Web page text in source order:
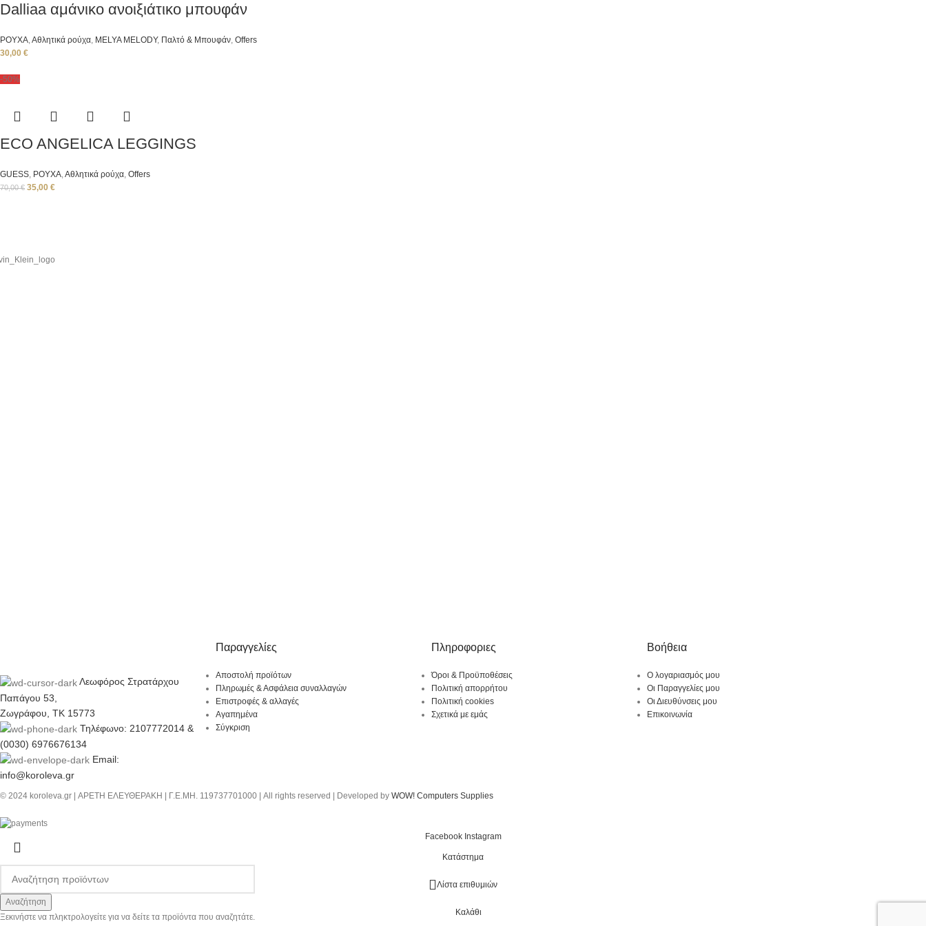
Dalliaa αμάνικο ανοιξιάτικο μπουφάν
ΡΟΥΧΑ,Αθλητικά ρούχα, ΜΕLYA MELODY, Παλτό & Μπουφάν, Offers
30,00 €
-50%
ECO ANGELICA LEGGINGS
GUESS, ΡΟΥΧΑ,Αθλητικά ρούχα, Offers
70,00€ 35,00 €
Λεωφόρος Στρατάρχου
Παπάγου 53,
Ζωγράφου, ΤΚ 15773
Τηλέφωνο: 2107772014 &
(0030) 6976676134
Email:
info@koroleva.gr
Παραγγελίες
Αποστολή προϊότων
Πληρωμές & Ασφάλεια συναλλαγών
Επιστροφές & αλλαγές
Αγαπημένα
Σύγκριση
Πληροφοριες
Όροι & Προϋποθέσεις
Πολιτική απορρήτου
Πολιτική cookies
Σχετικά με εμάς
Βοήθεια
Ο λογαριασμός μου
Οι Παραγγελίες μου
Οι Διευθύνσεις μου
Επικοινωνία
© 2024 koroleva.gr | ΑΡΕΤΗ ΕΛΕΥΘΕΡΑΚΗ | Γ.Ε.ΜΗ. 119737701000 | All rights reserved | Developed by WOW! Computers Supplies
Αναζήτηση
Ξεκινήστε να πληκτρολογείτε για να δείτε τα προϊόντα που αναζητάτε.
Facebook Instagram
Κατάστημα
Λίστα επιθυμιών
Καλάθι